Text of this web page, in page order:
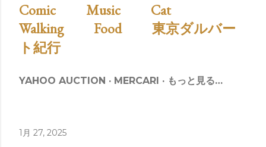
Comic Music
Cat
Walking
Food
東京ダルバー
ト紀行
YAHOO AUCTION MERCARI もっと見る…
1月 27, 2025